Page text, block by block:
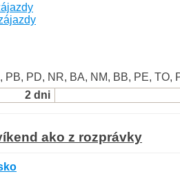
PB, PD, NR, BA, NM, BB, PE, TO,
2 dni
ako z rozprávky